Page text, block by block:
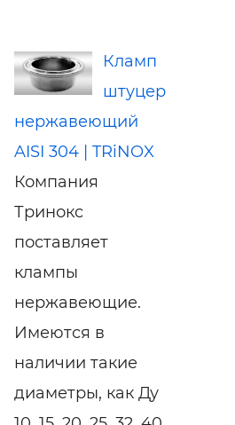
Кламп
штуцер
нержавеющий
AISI 304 | TRiNOX
Компания
Тринокс
поставляет
клампы
нержавеющие.
Имеются в
наличии такие
диаметры, как Ду